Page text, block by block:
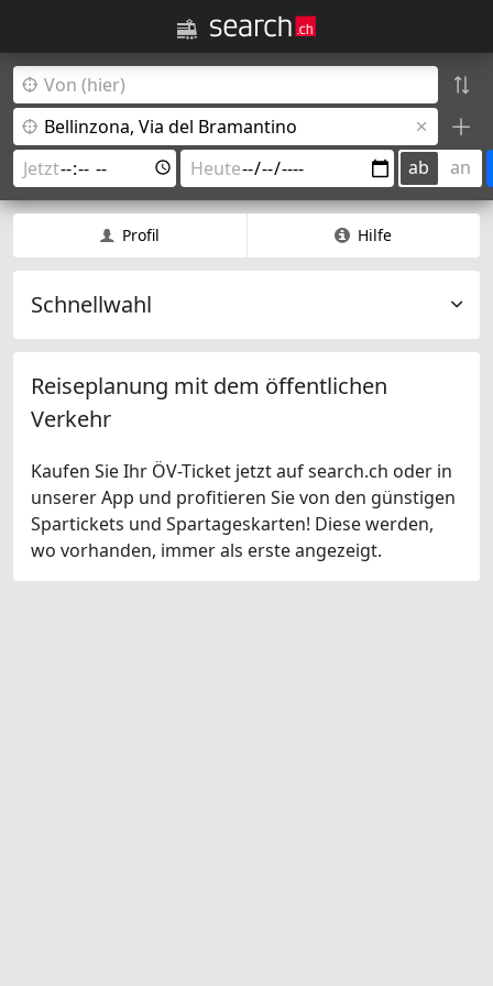
ab an
Profil Hilfe
Schnellwahl
Reiseplanung mit dem öffentlichen
Verkehr
Kaufen Sie Ihr ÖV-Ticket jetzt auf search.ch oder in
unserer App und profitieren Sie von den günstigen
Spartickets und Spartageskarten! Diese werden,
wo vorhanden, immer als erste angezeigt.